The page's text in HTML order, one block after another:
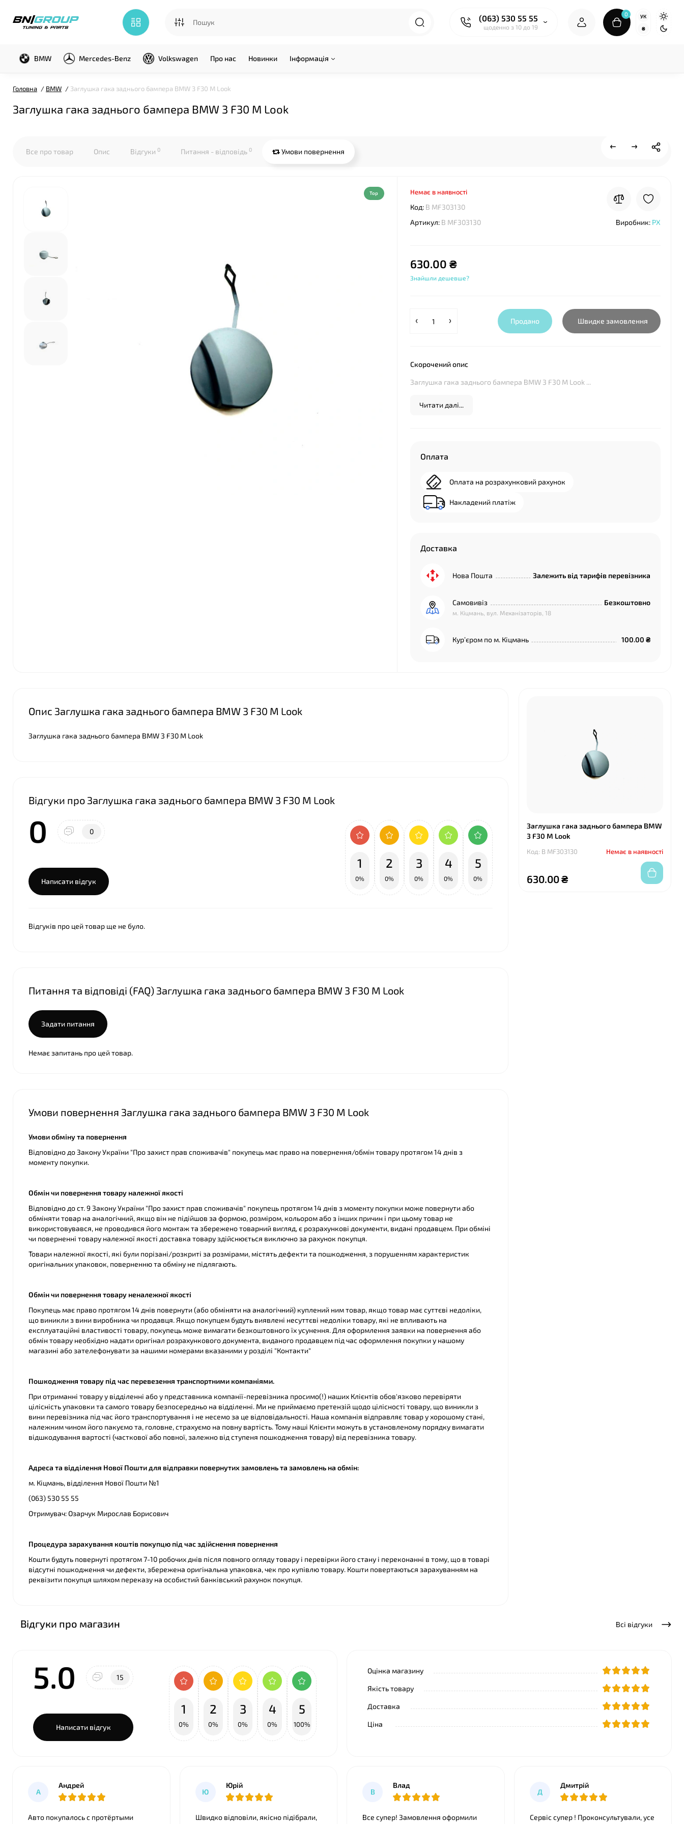
(063) 530 55 55
щоденно з 10 до 19
0
УК
₴
BMW Mercedes-Benz Volkswagen Про нас Новинки Інформація
Головна BMW Заглушка гака заднього бампера BMW 3 F30 M Look
Заглушка гака заднього бампера BMW 3 F30 M Look
Все про товар Опис Відгуки 0 Питання - відповідь 0 Умови повернення
Top Немає в наявності
Код: B MF303130
Артикул: B MF303130 Виробник: PX
630.00 ₴
Знайшли дешевше?
Продано Швидке замовлення
Скорочений опис
Заглушка гака заднього бампера BMW 3 F30 M Look ...
Читати далі...
Оплата
Оплата на розрахунковий рахунок
Накладений платіж
Доставка
Нова Пошта Залежить від тарифів перевізника
Самовивіз
м. Кіцмань, вул. Механізаторів, 18
Безкоштовно
Курʼєром по м. Кіцмань 100.00 ₴
Опис Заглушка гака заднього бампера BMW 3 F30 M Look
Заглушка гака заднього бампера BMW 3 F30 M Look
Відгуки про Заглушка гака заднього бампера BMW 3 F30 M Look
0 0
Написати відгук
1
0%
2
0%
3
0%
4
0%
5
0%
Відгуків про цей товар ще не було.
Питання та відповіді (FAQ) Заглушка гака заднього бампера BMW 3 F30 M Look
Задати питання
Немає запитань про цей товар.
Умови повернення Заглушка гака заднього бампера BMW 3 F30 M Look
Умови обміну та повернення
Відповідно до Закону України "Про захист прав споживачів" покупець має право на повернення/обмін товару протягом 14 днів з
моменту покупки.
Обмін чи повернення товару належної якості
Відповідно до ст. 9 Закону України "Про захист прав споживачів" покупець протягом 14 днів з моменту покупки може повернути або
обміняти товар на аналогічний, якщо він не підійшов за формою, розміром, кольором або з інших причин і при цьому товар не
використовувався, не проводився його монтаж та збережено товарний вигляд, є розрахункові документи, видані продавцем. При обміні
чи поверненні товару належної якості доставка товару здійснюється виключно за рахунок покупця.
Товари належної якості, які були порізані/розкриті за розмірами, містять дефекти та пошкодження, з порушенням характеристик
оригінальних упаковок, поверненню та обміну не підлягають.
Обмін чи повернення товару неналежної якості
Покупець має право протягом 14 днів повернути (або обміняти на аналогічний) куплений ним товар, якщо товар має суттєві недоліки,
що виникли з вини виробника чи продавця. Якщо покупцем будуть виявлені несуттєві недоліки товару, які не впливають на
експлуатаційні властивості товару, покупець може вимагати безкоштовного їх усунення. Для оформлення заявки на повернення або
обмін товару необхідно надати оригінал розрахункового документа, виданого продавцем під час оформлення покупки у нашому
магазині або зателефонувати за нашими номерами вказаними у розділі "Контакти"
Пошкодження товару під час перевезення транспортними компаніями.
При отриманні товару у відділенні або у представника компанії-перевізника просимо(!) наших Клієнтів обов'язково перевіряти
цілісність упаковки та самого товару безпосередньо на відділенні. Ми не приймаємо претензій щодо цілісності товару, що виникли з
вини перевізника під час його транспортування і не несемо за це відповідальності. Наша компанія відправляє товар у хорошому стані,
належним чином його пакуємо та, головне, страхуємо на повну вартість. Тому наші Клієнти можуть в установленому порядку вимагати
відшкодування вартості (часткової або повної, залежно від ступеня пошкодження товару) від перевізника товару.
Адреса та відділення Нової Пошти для відправки повернутих замовлень та замовлень на обмін:
м. Кіцмань, відділення Нової Пошти №1
(063) 530 55 55
Отримувач: Озарчук Мирослав Борисович
Процедура зарахування коштів покупцю під час здійснення повернення
Кошти будуть повернуті протягом 7-10 робочих днів після повного огляду товару і перевірки його стану і переконанні в тому, що в товарі
відсутні пошкодження чи дефекти, збережена оригінальна упаковка, чек про купівлю товару. Кошти повертаються зарахуванням на
реквізити покупця шляхом переказу на особистий банківський рахунок покупця.
Заглушка гака заднього бампера BMW
3 F30 M Look
Код: B MF303130 Немає в наявності
630.00 ₴
Відгуки про магазин Всі відгуки
5.0 15
Написати відгук
1
0%
2
0%
3
0%
4
0%
5
100%
Оцінка магазину
Якість товару
Доставка
Ціна
А
Андрей
Авто покупалось с протёртыми
Ю
Юрій
Швидко відповіли, якісно підібрали,
В
Влад
Все супер! Замовлення оформили
Д
Дмитрiй
Сервіс супер ! Проконсультували, усе